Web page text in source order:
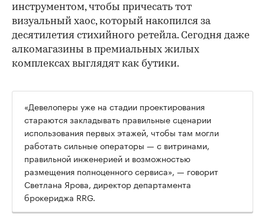
инструментом, чтобы причесать тот
визуальный хаос, который накопился за
десятилетия стихийного ретейла. Сегодня даже
алкомагазины в премиальных жилых
комплексах выглядят как бутики.
00:00
«Девелоперы уже на стадии проектирования
стараются закладывать правильные сценарии
использования первых этажей, чтобы там могли
работать сильные операторы — с витринами,
правильной инженерией и возможностью
размещения полноценного сервиса», — говорит
Светлана Ярова, директор департамента
брокериджа RRG.